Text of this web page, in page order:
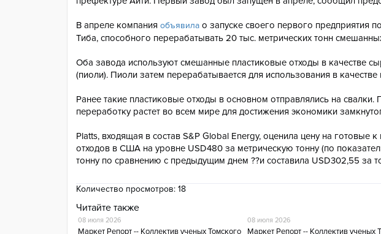
В апреле компания объявила о запуске своего первого предприятия
Тиба, способного перерабатывать 20 тыс. метрических тонн
Оба завода используют смешанные пластиковые отходы в качестве
(пиоли). Пиоли затем перерабатывается для использования в
Ранее такие пластиковые отходы в основном отправлялись на
переработку растет во всем мире для достижения экономики
Platts, входящая в состав S&P Global Energy, оценила цену на готовые
отходов в США на уровне USD480 за метрическую тонну (по
тонну по сравнению с предыдущим днем ??и составила USD302,55 за
Количество просмотров: 18
Читайте также
08 июля 2026
Маркет Репорт -- Коллектив ученых Томского
08 июля 2026
Маркет Репорт -- Коллектив ученых